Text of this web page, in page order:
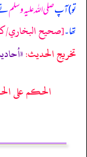
تو) آپصلی اللہ علیہ وسلم
تھا۔[صحيح البخاري/
تخریج الحدیث:
الحكم على